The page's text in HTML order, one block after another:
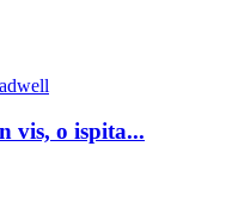
vis, o ispita...